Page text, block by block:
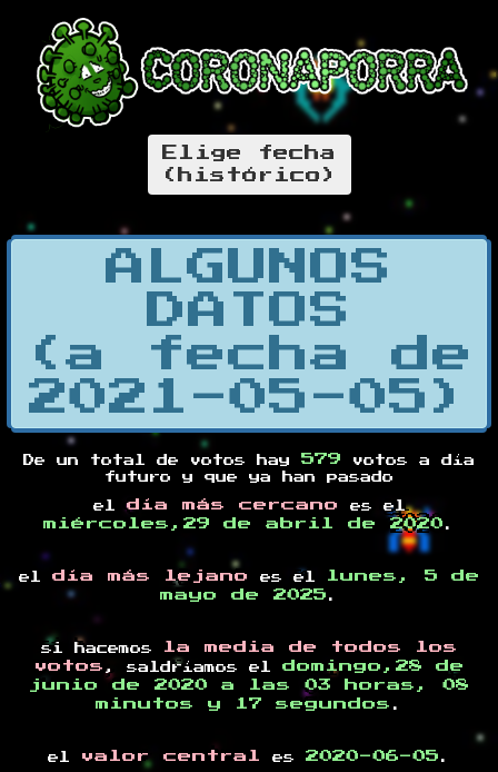
Elige fecha
(histórico)
ALGUNOS
DATOS
(a fecha de
2021-05-05)
De un total de votos hay 579 votos a día
futuro y que ya han pasado
eldía más cercano es el
miércoles,29 de abril de 2020 .
el día más lejano es el
lunes, 5 de
mayo de 2025 .
si hacemos
la media de todos los
votos , saldríamos el domingo,28 de
junio de 2020 a las 03 horas, 08
minutos y 17 segundos .
el valor central es 2020-06-05 .